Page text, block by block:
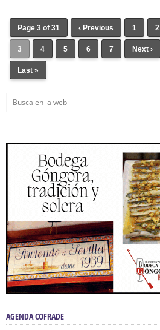
Page 3 of 31 ‹ Previous 1 2
3 4 5 6 7 Next ›
Last »
AGENDA COFRADE